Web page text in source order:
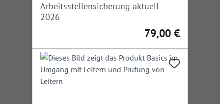
Arbeitsstellensicherung aktuell
2026
Regulärer Preis:
79,00 €